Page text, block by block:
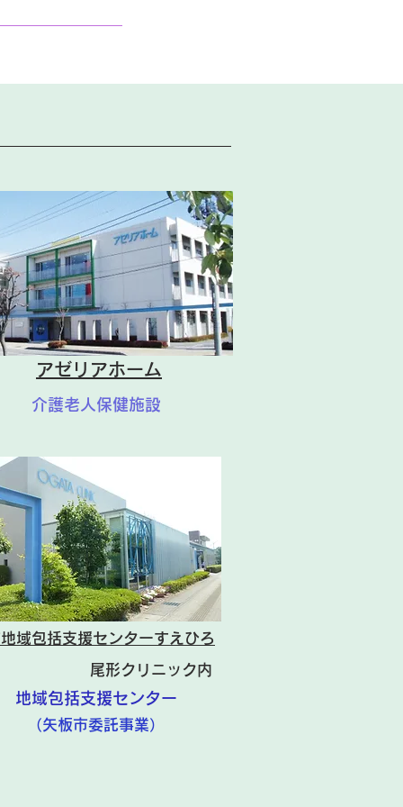
アゼリアホーム
介護老人保健施設
域包括支援センターすえひろ
尾形クリニック内
地域包括支援センター
​（矢板市委託事業）